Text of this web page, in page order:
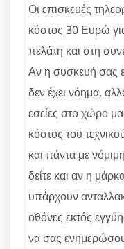
Οι επισκευές
κόστος 30 Ευρώ
πελάτη και στη
Αν η συσκευή σας
δεν έχει νόημα,
εσείες στο χώρο
κόστος του
και πάντα με
δείτε και αν η
υπάρχουν
οθόνες εκτός
να σας